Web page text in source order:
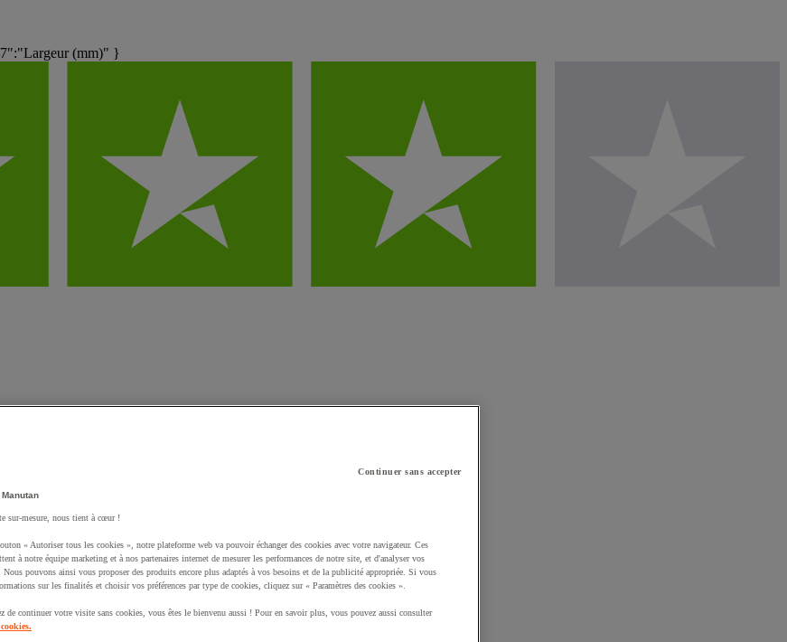
(mm)" }
produit à votre panier :
Continuer sans accepter
sur-mesure, nous tient à cœur !
« Autoriser tous les cookies », notre plateforme web va pouvoir échanger des cookies avec votre navigateur. Ces
à notre équipe marketing et à nos partenaires internet de mesurer les performances de notre site, et d'analyser vos
Nous pouvons ainsi vous proposer des produits encore plus adaptés à vos besoins et de la publicité appropriée. Si vous
sur les finalités et choisir vos préférences par type de cookies, cliquez sur « Paramètres des cookies ».
de continuer votre visite sans cookies, vous êtes le bienvenu aussi ! Pour en savoir plus, vous pouvez aussi consulter